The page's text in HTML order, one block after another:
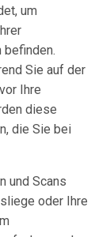
um
befinden.
Sie auf der
Ihre
diese
die Sie bei
und Scans
oder Ihre